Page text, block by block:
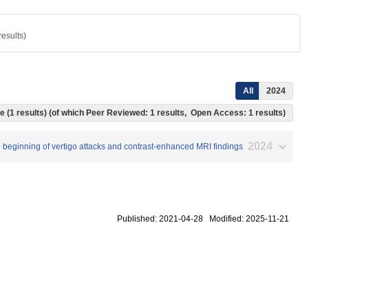
All 2024
(1 results) (of which Peer Reviewed: 1 results, Open Access: 1 results)
of vertigo attacks and contrast-enhanced MRI findings 2024
Published: 2021-04-28 Modified: 2025-11-21